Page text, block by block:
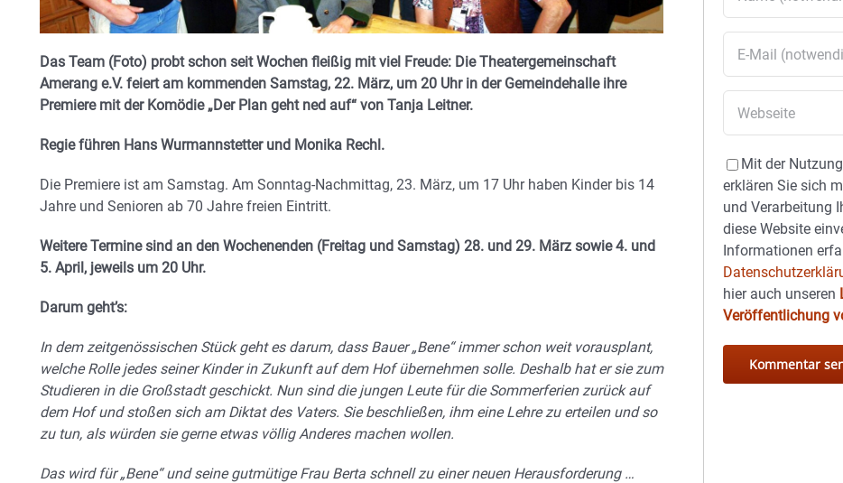
Das Team (Foto) probt schon seit Wochen fleißig mit viel Freude: Die Theatergemeinschaft
Amerang e.V. feiert am kommenden Samstag, 22. März, um 20 Uhr in der Gemeindehalle ihre
Premiere mit der Komödie „Der Plan geht ned auf“ von Tanja Leitner.
Regie führen Hans Wurmannstetter und Monika Rechl.
Die Premiere ist am Samstag. Am Sonntag-Nachmittag, 23. März, um 17 Uhr haben Kinder bis 14
Jahre und Senioren ab 70 Jahre freien Eintritt.
Weitere Termine sind an den Wochenenden (Freitag und Samstag) 28. und 29. März sowie 4. und
5. April, jeweils um 20 Uhr.
Darum geht’s:
In dem zeitgenössischen Stück geht es darum, dass Bauer „Bene“ immer schon weit vorausplant,
welche Rolle jedes seiner Kinder in Zukunft auf dem Hof übernehmen solle. Deshalb hat er sie zum
Studieren in die Großstadt geschickt. Nun sind die jungen Leute für die Sommerferien zurück auf
dem Hof und stoßen sich am Diktat des Vaters. Sie beschließen, ihm eine Lehre zu erteilen und so
zu tun, als würden sie gerne etwas völlig Anderes machen wollen.
Das wird für „Bene“ und seine gutmütige Frau Berta schnell zu einer neuen Herausforderung …
Mit der
erklären Sie sich
und Verarbeitung
diese Website
Informationen
hier auch unseren
Veröffentlichung